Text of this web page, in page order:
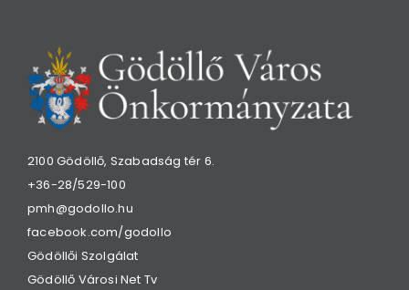
2100 Gödöllő, Szabadság tér 6.
+36-28/529-100
pmh@godollo.hu
facebook.com/godollo
Gödöllői Szolgálat
Gödöllő Városi Net Tv